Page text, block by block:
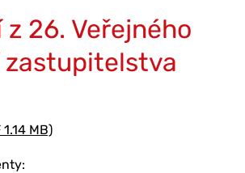
z 26. Veřejného
zastupitelstva
MB)